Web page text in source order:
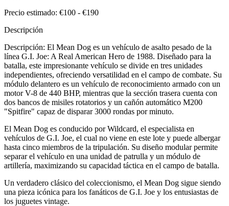
Precio estimado: €100 - €190
Descripción
Descripción: El Mean Dog es un vehículo de asalto pesado de la
línea G.I. Joe: A Real American Hero de 1988. Diseñado para la
batalla, este impresionante vehículo se divide en tres unidades
independientes, ofreciendo versatilidad en el campo de combate. Su
módulo delantero es un vehículo de reconocimiento armado con un
motor V-8 de 440 BHP, mientras que la sección trasera cuenta con
dos bancos de misiles rotatorios y un cañón automático M200
"Spitfire" capaz de disparar 3000 rondas por minuto.
El Mean Dog es conducido por Wildcard, el especialista en
vehículos de G.I. Joe, el cual no viene en este lote y puede albergar
hasta cinco miembros de la tripulación. Su diseño modular permite
separar el vehículo en una unidad de patrulla y un módulo de
artillería, maximizando su capacidad táctica en el campo de batalla.
Un verdadero clásico del coleccionismo, el Mean Dog sigue siendo
una pieza icónica para los fanáticos de G.I. Joe y los entusiastas de
los juguetes vintage.